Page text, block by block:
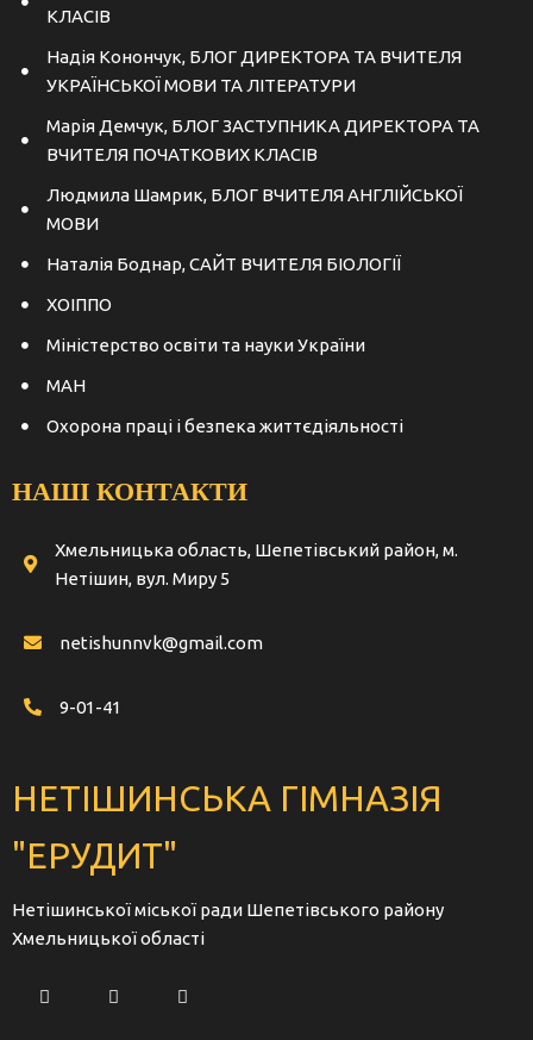
КЛАСІВ
Надія Конончук, БЛОГ ДИРЕКТОРА ТА ВЧИТЕЛЯ
УКРАЇНСЬКОЇ МОВИ ТА ЛІТЕРАТУРИ
Марія Демчук, БЛОГ ЗАСТУПНИКА ДИРЕКТОРА ТА
ВЧИТЕЛЯ ПОЧАТКОВИХ КЛАСІВ
Людмила Шамрик, БЛОГ ВЧИТЕЛЯ АНГЛІЙСЬКОЇ
МОВИ
Наталія Боднар, САЙТ ВЧИТЕЛЯ БІОЛОГІЇ
ХОІППО
Міністерство освіти та науки України
МАН
Охорона праці і безпека життєдіяльності
НАШІ КОНТАКТИ
Хмельницька область, Шепетівський район, м.
Нетішин, вул. Миру 5
netishunnvk@gmail.com
9-01-41
НЕТІШИНСЬКА ГІМНАЗІЯ
"ЕРУДИТ"
Нетішинської міської ради Шепетівського району
Хмельницької області